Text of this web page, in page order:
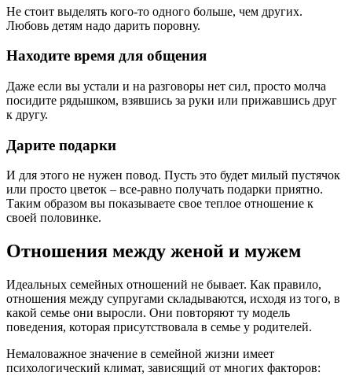
Не стоит выделять кого-то одного больше, чем других.
Любовь детям надо дарить поровну.
Находите время для общения
Даже если вы устали и на разговоры нет сил, просто молча
посидите рядышком, взявшись за руки или прижавшись друг
к другу.
Дарите подарки
И для этого не нужен повод. Пусть это будет милый пустячок
или просто цветок – все-равно получать подарки приятно.
Таким образом вы показываете свое теплое отношение к
своей половинке.
Отношения между женой и мужем
Идеальных семейных отношений не бывает. Как правило,
отношения между супругами складываются, исходя из того, в
какой семье они выросли. Они повторяют ту модель
поведения, которая присутствовала в семье у родителей.
Немаловажное значение в семейной жизни имеет
психологический климат, зависящий от многих факторов: